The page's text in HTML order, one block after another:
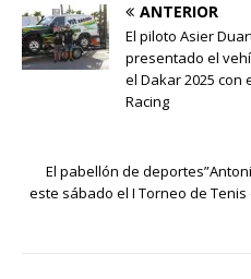
ANTERIOR
El piloto Asier
presentado el
el Dakar 2025 con
Racing
El pabellón de
este sábado el I Torneo de Tenis